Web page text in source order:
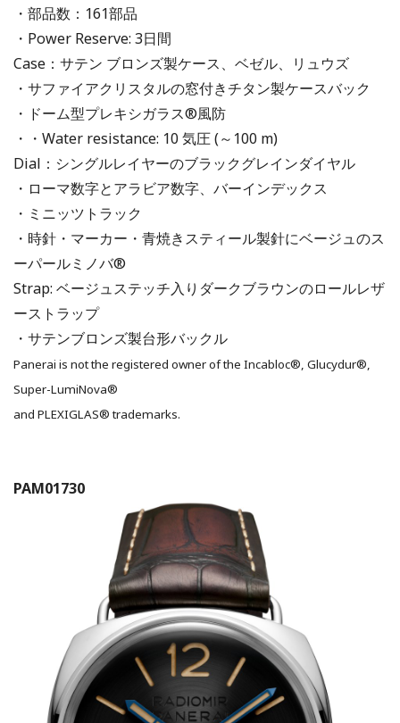
・部品数：161部品
・Power Reserve: 3日間
Case：サテン ブロンズ製ケース、ベゼル、リュウズ
・サファイアクリスタルの窓付きチタン製ケースバック
・ドーム型プレキシガラス®風防
・・Water resistance: 10 気圧 (～100 m)
Dial：シングルレイヤーのブラックグレインダイヤル
・ローマ数字とアラビア数字、バーインデックス
・ミニッツトラック
・時針・マーカー・青焼きスティール製針にベージュのス
ーパールミノバ®
Strap: ベージュステッチ入りダークブラウンのロールレザ
ーストラップ
・サテンブロンズ製台形バックル
Panerai is not the registered owner of the Incabloc®, Glucydur®,
Super-LumiNova®
and PLEXIGLAS® trademarks.
PAM01730